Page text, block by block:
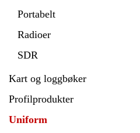
Portabelt
Radioer
SDR
Kart og loggbøker
Profilprodukter
Uniform